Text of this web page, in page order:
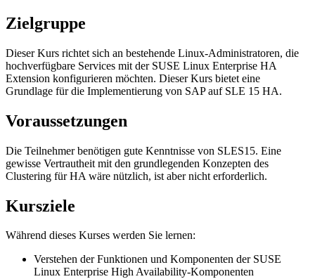
Zielgruppe
Dieser Kurs richtet sich an bestehende Linux-Administratoren, die
hochverfügbare Services mit der SUSE Linux Enterprise HA
Extension konfigurieren möchten. Dieser Kurs bietet eine
Grundlage für die Implementierung von SAP auf SLE 15 HA.
Voraussetzungen
Die Teilnehmer benötigen gute Kenntnisse von SLES15. Eine
gewisse Vertrautheit mit den grundlegenden Konzepten des
Clustering für HA wäre nützlich, ist aber nicht erforderlich.
Kursziele
Während dieses Kurses werden Sie lernen:
Verstehen der Funktionen und Komponenten der SUSE
Linux Enterprise High Availability-Komponenten